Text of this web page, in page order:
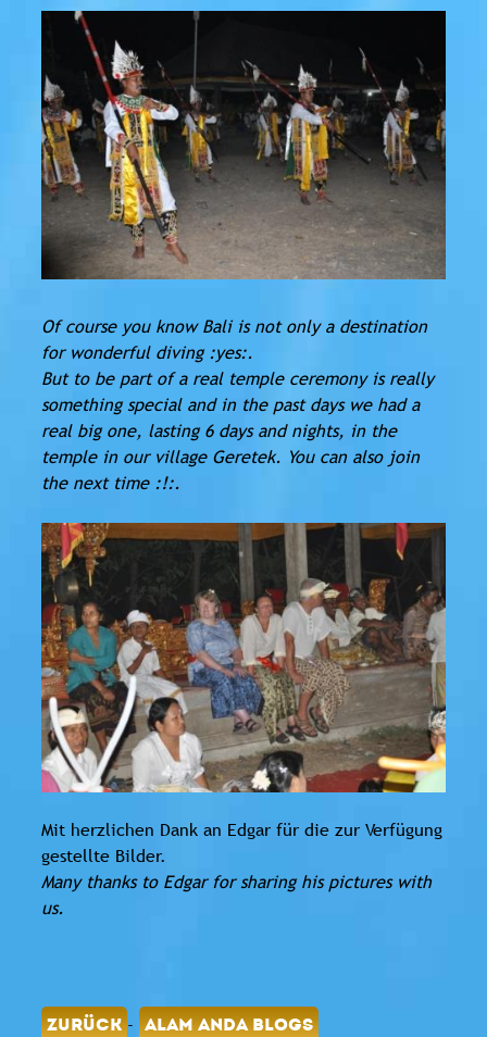
Of course you know Bali is not only a destination
for wonderful diving :yes:.
But to be part of a real temple ceremony is really
something special and in the past days we had a
real big one, lasting 6 days and nights, in the
temple in our village Geretek. You can also join
the next time :!:.
Mit herzlichen Dank an Edgar für die zur Verfügung
gestellte Bilder.
Many thanks to Edgar for sharing his pictures with
us.
ZURÜCK - ALAM ANDA BLOGS